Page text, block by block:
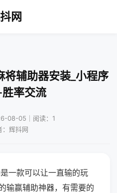
网
辅助器安装_小程序
率交流
08-05｜阅读：1
：辉抖网
一款可以让一直输的玩
输赢辅助神器，有需要的